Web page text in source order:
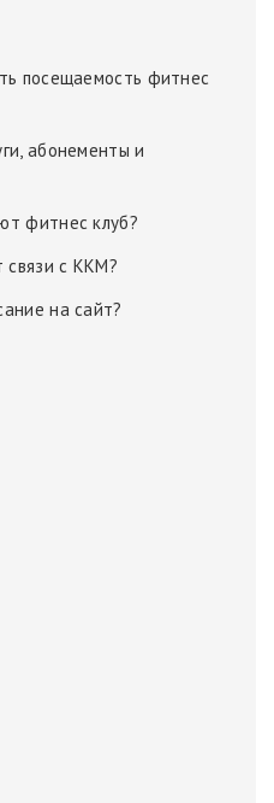
посещаемость фитнес
абонементы и
фитнес клуб?
связи с ККМ?
на сайт?